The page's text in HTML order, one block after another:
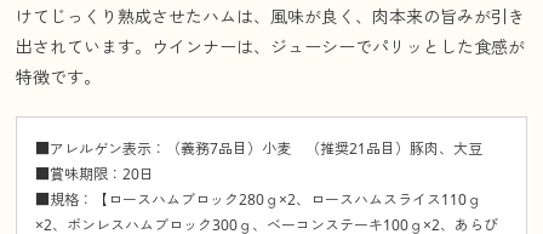
けてじっくり熟成させたハムは、風味が良く、肉本来の旨みが引き
出されています。ウインナーは、ジューシーでパリッとした食感が
特徴です。
■アレルゲン表示：（義務7品目）小麦 （推奨21品目）豚肉、大豆
■賞味期限：20日
■規格：【ロースハムブロック280ｇ×2、ロースハムスライス110ｇ
×2、ボンレスハムブロック300ｇ、ベーコンステーキ100ｇ×2、あらび